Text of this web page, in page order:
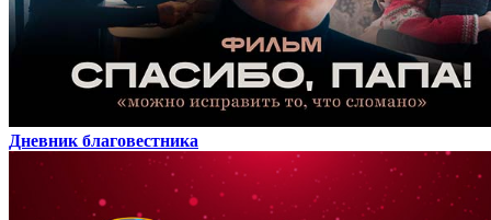
Дневник благовестника